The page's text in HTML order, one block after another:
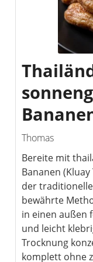
Thomas
Bereite mit
Bananen
der
bewährte
in einen außen
und leicht
Trocknung
komplett ohne